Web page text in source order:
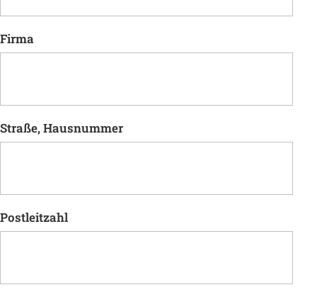
Firma
Straße, Hausnummer
Postleitzahl